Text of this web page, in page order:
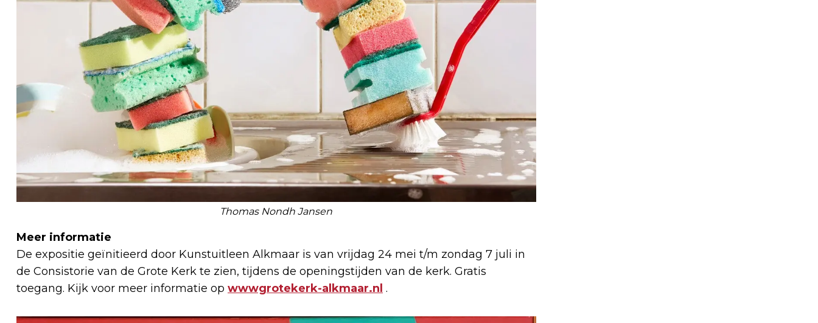
Thomas Nondh Jansen
Meer informatie
De expositie geïnitieerd door Kunstuitleen Alkmaar is van vrijdag 24 mei t/m zondag 7 juli in
de Consistorie van de Grote Kerk te zien, tijdens de openingstijden van de kerk. Gratis
toegang. Kijk voor meer informatie op wwwgrotekerk-alkmaar.nl .